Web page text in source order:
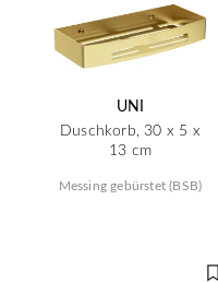
UNI
Duschkorb, 30 x 5 x
13 cm
Messing gebürstet (BSB)